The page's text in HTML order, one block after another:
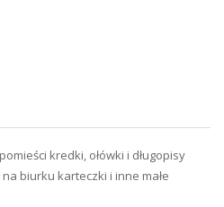
kredki, ołówki i długopisy
biurku karteczki i inne małe